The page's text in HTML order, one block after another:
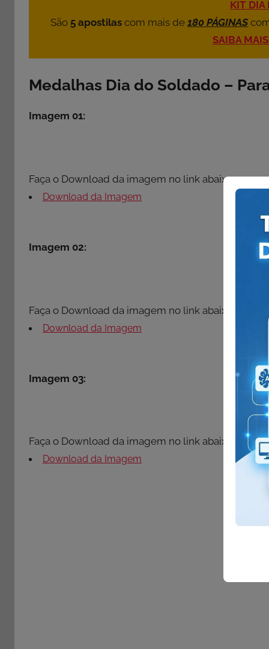
KIT DIA
São 5 apostilascom mais de180 PÁGINAS
SAIBA
Medalhas Dia do Soldado –
Imagem 01:
Faça o Download da imagem no link abaixo:
Download da Imagem
Imagem 02:
Faça o Download da imagem no link abaixo:
Download da Imagem
Imagem 03:
Faça o Download da imagem no link abaixo:
Download da Imagem